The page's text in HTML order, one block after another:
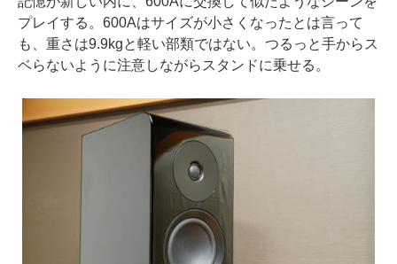
プレイする。600Aはサイズが小さくなったとは言って
も、重さは9.9kgと軽い部類ではない。つるっと手からス
ベらないように注意しながらスタンドに乗せる。